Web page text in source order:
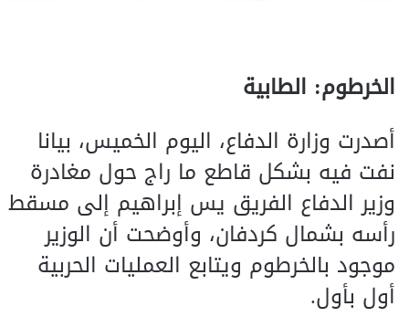
الخرطوم: الطابية
أصدرت وزارة الدفاع، اليوم الخميس، بيانا
نفت فيه بشكل قاطع ما راج حول مغادرة
وزير الدفاع الفريق يس إبراهيم إلى مسقط
رأسه بشمال كردفان، وأوضحت أن الوزير
موجود بالخرطوم ويتابع العمليات الحربية
أول بأول.